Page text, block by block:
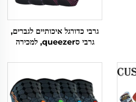
גרבי כדורגל איכותיים לגברים,
גרבי סqueezer, למכירה